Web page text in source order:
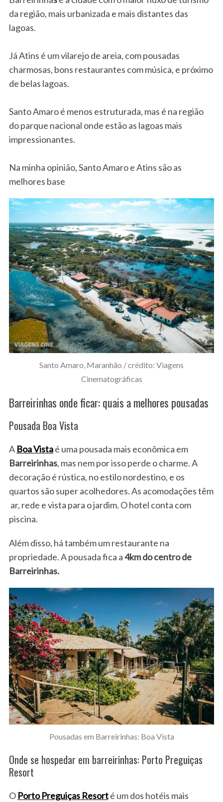
da região, mais urbanizada e mais distantes das
lagoas.
Já Atins é um vilarejo de areia, com pousadas
charmosas, bons restaurantes com música, e próximo
de belas lagoas.
Santo Amaro é menos estruturada, mas é na região
do parque nacional onde estão as lagoas mais
impressionantes.
Na minha opinião, Santo Amaro e Atins são as
melhores base
Santo Amaro, Maranhão / crédito: Viagens
Cinematográficas
Barreirinhas onde ficar: quais a melhores pousadas
Pousada Boa Vista
A Boa Vistaé uma pousada mais econômica em
Barreirinhas, mas nem por isso perde o charme. A
decoração é rústica, no estilo nordestino, e os
quartos são super acolhedores. As acomodações têm
ar, rede e vista para o jardim. O hotel conta com
piscina.
Além disso, há também um restaurante na
propriedade. A pousada fica a4km do centro de
Barreirinhas.
Pousadas em Barreirinhas: Boa Vista
Onde se hospedar em barreirinhas: Porto Preguiças
Resort
O Porto Preguiças Resorté um dos hotéis mais